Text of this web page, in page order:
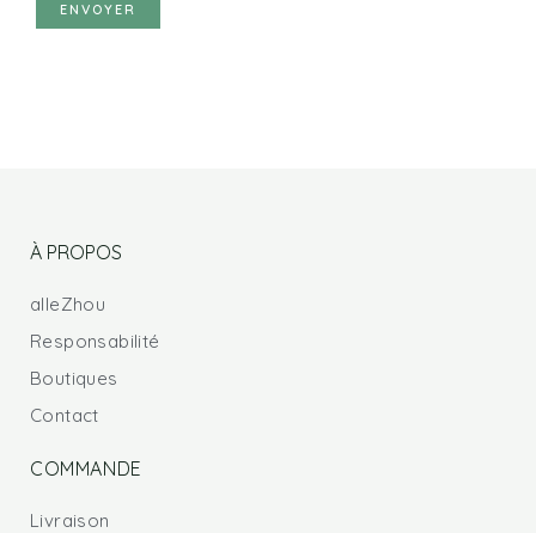
À PROPOS
alleZhou
Responsabilité
Boutiques
Contact
COMMANDE
Livraison